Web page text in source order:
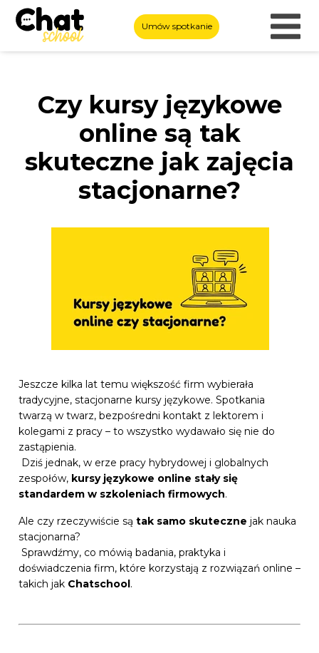
Umów spotkanie
Czy kursy językowe
online są tak
skuteczne jak zajęcia
stacjonarne?
Jeszcze kilka lat temu większość firm wybierała
tradycyjne, stacjonarne kursy językowe. Spotkania
twarzą w twarz, bezpośredni kontakt z lektorem i
kolegami z pracy – to wszystko wydawało się nie do
zastąpienia.
Dziś jednak, w erze pracy hybrydowej i globalnych
zespołów, kursy językowe online stały się
standardem w szkoleniach firmowych.
Ale czy rzeczywiście są tak samo skuteczne jak nauka
stacjonarna?
Sprawdźmy, co mówią badania, praktyka i
doświadczenia firm, które korzystają z rozwiązań online –
takich jak Chatschool.